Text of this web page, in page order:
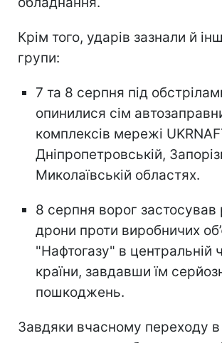
Крім того, ударів зазнали й
групи:
7 та 8 серпня під
опинилися сім
комплексів мережі
Дніпропетровській,
Миколаївській областях.
8 серпня ворог застосував
дрони проти виробничих
"Нафтогазу" в центральній
країни, завдавши їм
пошкоджень.
Завдяки вчасному переходу в